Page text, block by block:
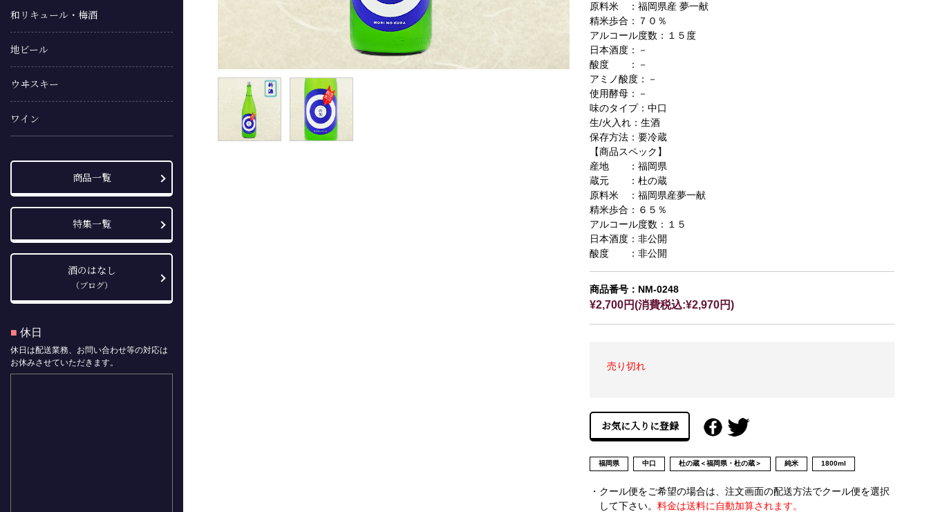
和リキュール・梅酒
地ビール
ウヰスキー
ワイン
商品一覧
特集一覧
酒のはなし
（ブログ）
■ 休日
休日は配送業務、お問い合わせ等の対応は
お休みさせていただきます。
原料米 ：福岡県産 夢一献
精米歩合：７０％
アルコール度数：１５度
日本酒度：－
酸度 ：－
アミノ酸度：－
使用酵母：－
味のタイプ：中口
生/火入れ：生酒
保存方法：要冷蔵
【商品スペック】
産地 ：福岡県
蔵元 ：杜の蔵
原料米 ：福岡県産夢一献
精米歩合：６５％
アルコール度数：１５
日本酒度：非公開
酸度 ：非公開
商品番号：NM-0248
¥2,700円(消費税込:¥2,970円)
売り切れ
福岡県 中口 杜の蔵＜福岡県・杜の蔵＞ 純米 1800ml
・クール便をご希望の場合は、注文画面の配送方法でクール便を選択
して下さい。料金は送料に自動加算されます。